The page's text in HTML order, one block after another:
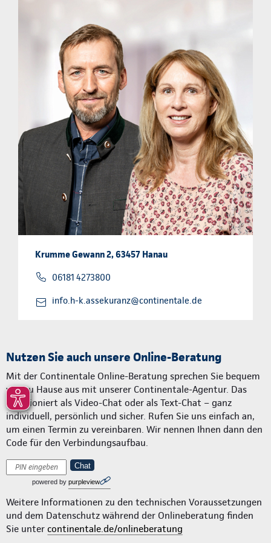
Krumme Gewann 2, 63457 Hanau
06181 4273800
info.h-k.assekuranz@continentale.de
Nutzen Sie auch unsere Online-Beratung
Mit der Continentale Online-Beratung sprechen Sie bequem
von zu Hause aus mit unserer Continentale-Agentur. Das
funktioniert als Video-Chat oder als Text-Chat – ganz
individuell, persönlich und sicher. Rufen Sie uns einfach an,
um einen Termin zu vereinbaren. Wir nennen Ihnen dann den
Code für den Verbindungsaufbau.
Chat
powered by purpleview
Weitere Informationen zu den technischen Voraussetzungen
und dem Datenschutz während der Onlineberatung finden
Sie unter continentale.de/onlineberatung